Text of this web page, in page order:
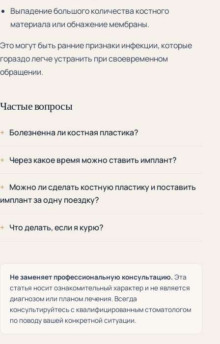
Выпадение большого количества костного
материала или обнажение мембраны.
Это могут быть ранние признаки инфекции, которые
гораздо легче устранить при своевременном
обращении.
Частые вопросы
Болезненна ли костная пластика?
Через какое время можно ставить имплант?
Можно ли сделать костную пластику и поставить
имплант за одну поездку?
Что делать, если я курю?
Не заменяет профессиональную консультацию. Эта
статья носит ознакомительный характер и не является
диагнозом или планом лечения. Всегда
консультируйтесь с квалифицированным стоматологом
по поводу вашей конкретной ситуации.